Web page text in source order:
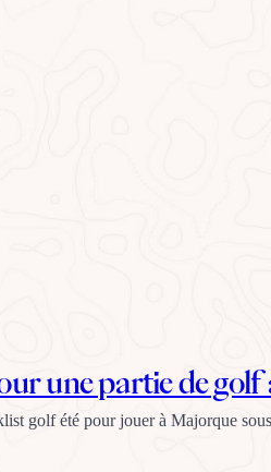
une partie de
golf été pour jouer à Majorque